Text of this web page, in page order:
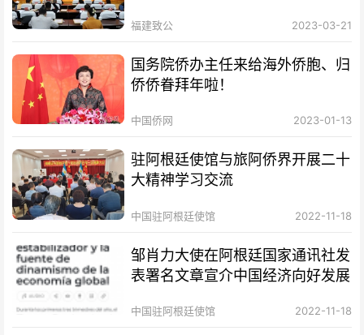
福建致公 2023-03-21
国务院侨办主任来给海外侨胞、归
侨侨眷拜年啦！
中国侨网 2023-01-13
驻阿根廷使馆与旅阿侨界开展二十
大精神学习交流
中国驻阿根廷使馆 2022-11-18
邹肖力大使在阿根廷国家通讯社发
表署名文章宣介中国经济向好发展
中国驻阿根廷使馆 2022-11-18